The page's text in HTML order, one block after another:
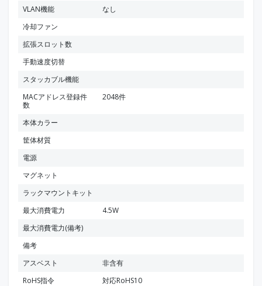
VLAN機能
なし
冷却ファン
拡張スロット数
手動速度切替
スタッカブル機能
MACアドレス登録件
数
2048件
本体カラー
筐体材質
電源
マグネット
ラックマウントキット
最大消費電力
4.5W
最大消費電力(備考)
備考
アスベスト
非含有
RoHS指令
対応RoHS10